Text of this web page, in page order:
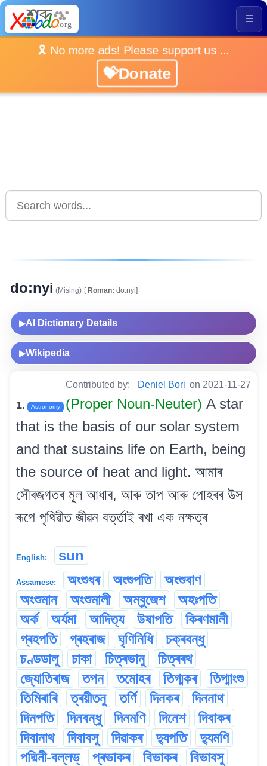
☰
🎗️ No more ads! Please support us ...
💝Donate
do:nyi (Mising) [Roman: do.nyi]
▶AI Dictionary Details
▶Wikipedia
Contributed by: Deniel Bori on 2021-11-27
1. Astronomy (Proper Noun-Neuter) A star
that is the basis of our solar system
and that sustains life on Earth, being
the source of heat and light. আমাৰ
সৌৰজগতৰ মূল আধাৰ, আৰু তাপ আৰু পোহৰৰ উত্স
ৰূপে পৃথিৱীত জীৱন বৰ্ত্তাই ৰখা এক নক্ষত্ৰ
English: sun
Assamese: অংশুধৰ অংশুপতি
অংশুবাণ
অংশুমান
অংশুমালী অম্বুজেশ
অহঃপতি
অৰ্ক
অৰ্যমা আদিত্য উষাপতি
কিৰণমালী
গ্ৰহপতি
গ্ৰহৰাজ ঘৃণিনিধি
চক্ৰবন্ধু
চণ্ডডালু
চাকা চিত্ৰভানু
চিত্ৰৰথ
জ্যোতিৰাজ
তপন তমোহৰ তিগ্মকৰ
তিগ্মাংশু
তিমিৰাৰি
ত্ৰয়ীতনু তৰ্ণি দিনকৰ
দিননাথ
দিনপতি
দিনবন্ধু দিনমণি দিনেশ
দিবাকৰ
দিবানাথ
দিবাবসু দিৱাকৰ দ্যুপতি
দ্যুমণি
পদ্মিনী-বল্লভ্
প্ৰভাকৰ বিভাকৰ
বিভাবসু